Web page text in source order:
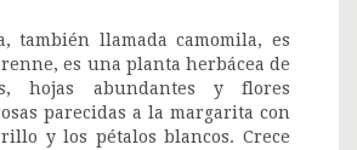
también llamada camomila, es
es una planta herbácea de
hojas abundantes y flores
parecidas a la margarita con
y los pétalos blancos. Crece